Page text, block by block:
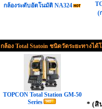
กล้องระดับอัตโนมัติ NA324
(
กล้อง Total Statoin ชนิดวัดระยะทางได้
TOPCON Total Station GM-50
Series
* (สิ